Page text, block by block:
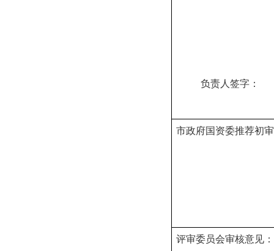
负责人签
市政府国资委推荐初
评审委员会审核意见：